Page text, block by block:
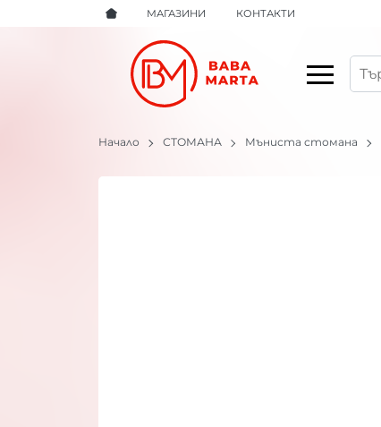
МАГАЗИНИ КОНТАКТИ
Начало СТОМАНА Мъниста стомана